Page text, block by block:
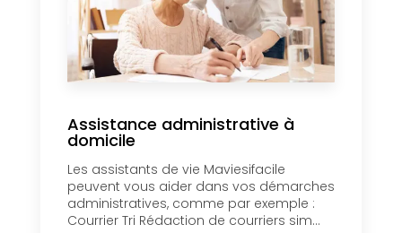
Assistance administrative à
domicile
Les assistants de vie Maviesifacile
peuvent vous aider dans vos démarches
administratives, comme par exemple :
Courrier Tri Rédaction de courriers sim...